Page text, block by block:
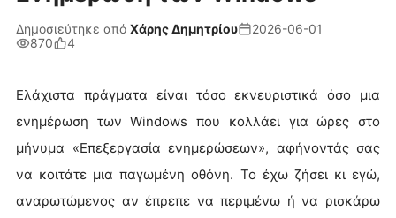
Δημοσιεύτηκε από Χάρης Δημητρίου
2026-06-01
870
4
Ελάχιστα πράγματα είναι τόσο εκνευριστικά όσο μια
ενημέρωση των Windows που κολλάει για ώρες στο
μήνυμα «Επεξεργασία ενημερώσεων», αφήνοντάς σας
να κοιτάτε μια παγωμένη οθόνη. Το έχω ζήσει κι εγώ,
αναρωτώμενος αν έπρεπε να περιμένω ή να ρισκάρω